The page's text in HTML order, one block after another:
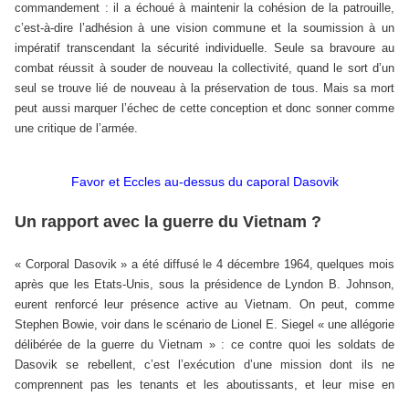
commandement : il a échoué à maintenir la cohésion de la patrouille,
c’est-à-dire l’adhésion à une vision commune et la soumission à un
impératif transcendant la sécurité individuelle. Seule sa bravoure au
combat réussit à souder de nouveau la collectivité, quand le sort d’un
seul se trouve lié de nouveau à la préservation de tous. Mais sa mort
peut aussi marquer l’échec de cette conception et donc sonner comme
une critique de l’armée.
Favor et Eccles au-dessus du caporal Dasovik
Un rapport avec la guerre du Vietnam ?
« Corporal Dasovik » a été diffusé le 4 décembre 1964, quelques mois
après que les Etats-Unis, sous la présidence de Lyndon B. Johnson,
eurent renforcé leur présence active au Vietnam. On peut, comme
Stephen Bowie, voir dans le scénario de Lionel E. Siegel « une allégorie
délibérée de la guerre du Vietnam » : ce contre quoi les soldats de
Dasovik se rebellent, c’est l’exécution d’une mission dont ils ne
comprennent pas les tenants et les aboutissants, et leur mise en